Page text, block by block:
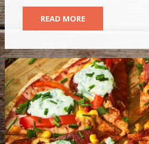
READ MORE